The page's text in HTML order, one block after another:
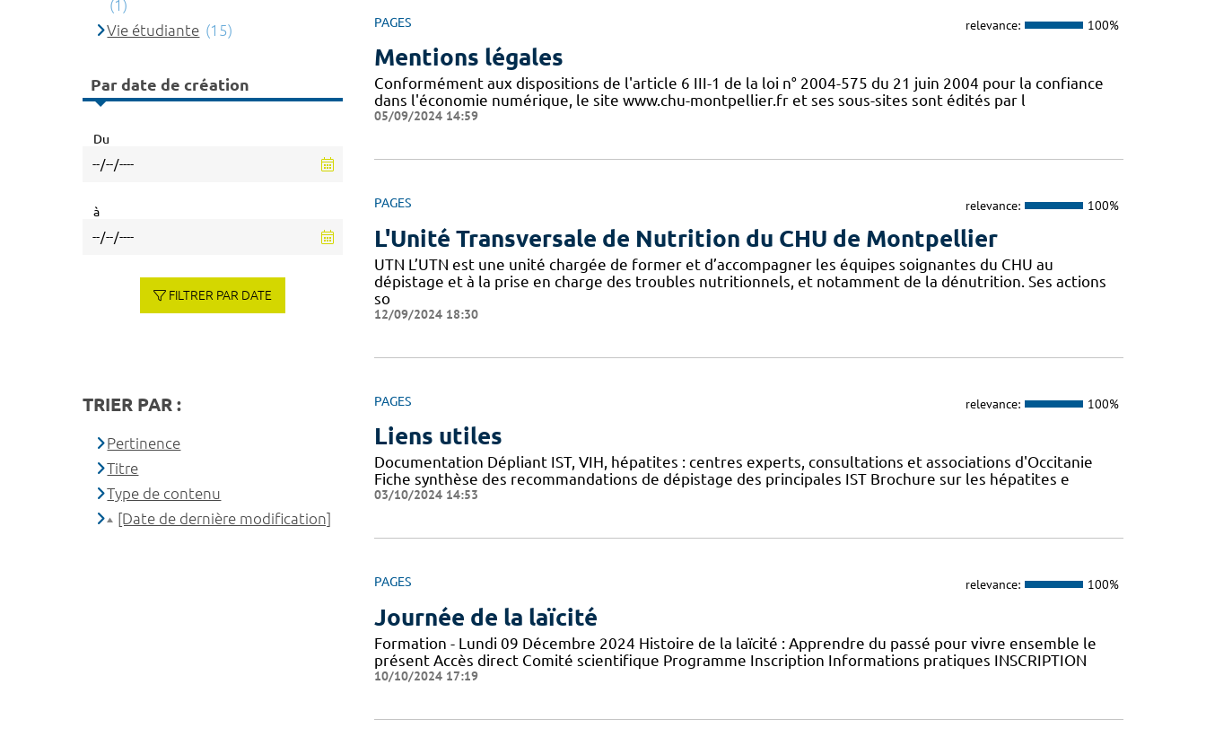
PAGES relevance: 100%
Mentions légales
Conformément aux dispositions de l'article 6 III-1 de la loi n° 2004-575 du 21 juin 2004 pour la confiance
dans l'économie numérique, le site www.chu-montpellier.fr et ses sous-sites sont édités par l
05/09/2024 14:59
PAGES relevance: 100%
L'Unité Transversale de Nutrition du CHU de Montpellier
UTN L’UTN est une unité chargée de former et d’accompagner les équipes soignantes du CHU au
dépistage et à la prise en charge des troubles nutritionnels, et notamment de la dénutrition. Ses actions
so
12/09/2024 18:30
PAGES relevance: 100%
Liens utiles
Documentation Dépliant IST, VIH, hépatites : centres experts, consultations et associations d'Occitanie
Fiche synthèse des recommandations de dépistage des principales IST Brochure sur les hépatites e
03/10/2024 14:53
PAGES relevance: 100%
Journée de la laïcité
Formation - Lundi 09 Décembre 2024 Histoire de la laïcité : Apprendre du passé pour vivre ensemble le
présent Accès direct Comité scientifique Programme Inscription Informations pratiques ​INSCRIPTION
10/10/2024 17:19
(1)
Vie étudiante (15)
Par date de création
Du
à
FILTRER PAR DATE
TRIER PAR :
Pertinence
Titre
Type de contenu
[Date de dernière modification]